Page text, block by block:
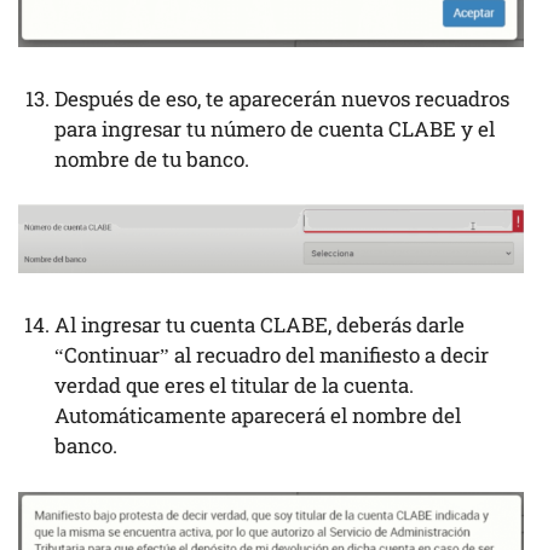
Después de eso, te aparecerán nuevos recuadros
para ingresar tu número de cuenta CLABE y el
nombre de tu banco.
Al ingresar tu cuenta CLABE, deberás darle
“Continuar” al recuadro del manifiesto a decir
verdad que eres el titular de la cuenta.
Automáticamente aparecerá el nombre del
banco.